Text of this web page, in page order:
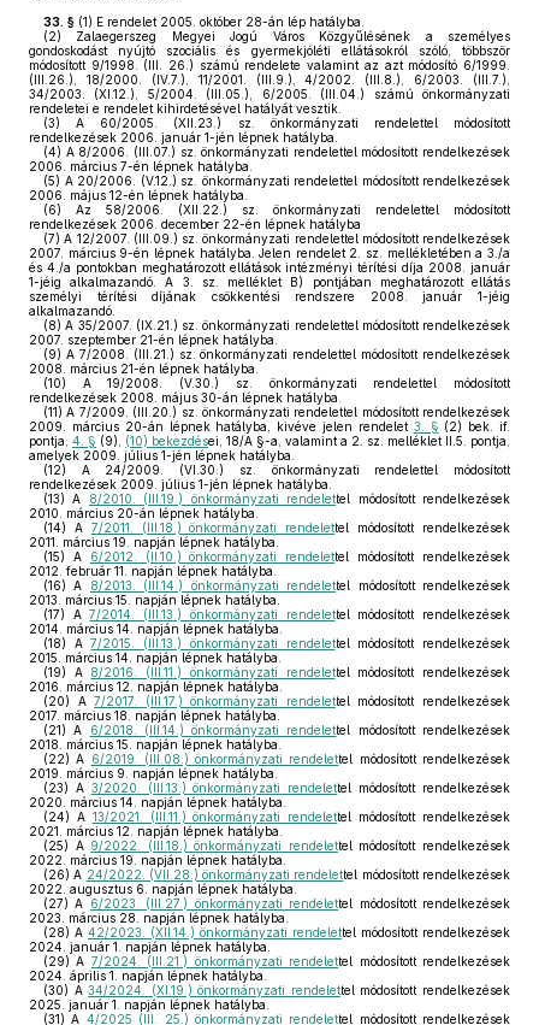
33. § (1) E rendelet 2005. október 28-án lép hatályba.
(2) Zalaegerszeg Megyei Jogú Város Közgyűlésének a személyes
gondoskodást nyújtó szociális és gyermekjóléti ellátásokról szóló, többször
módosított 9/1998. (III. 26.) számú rendelete valamint az azt módosító 6/1999.
(III.26.), 18/2000. (IV.7.), 11/2001. (III.9.), 4/2002. (III.8.), 6/2003. (III.7.),
34/2003. (XI.12.), 5/2004. (III.05.), 6/2005. (III.04.) számú önkormányzati
rendeletei e rendelet kihirdetésével hatályát vesztik.
(3) A 60/2005. (XII.23.) sz. önkormányzati rendelettel módosított
rendelkezések 2006. január 1-jén lépnek hatályba.
(4) A 8/2006. (III.07.) sz. önkormányzati rendelettel módosított rendelkezések
2006. március 7-én lépnek hatályba.
(5) A 20/2006. (V.12.) sz. önkormányzati rendelettel módosított rendelkezések
2006. május 12-én lépnek hatályba.
(6) Az 58/2006. (XII.22.) sz. önkormányzati rendelettel módosított
rendelkezések 2006. december 22-én lépnek hatályba
(7) A 12/2007. (III.09.) sz. önkormányzati rendelettel módosított rendelkezések
2007. március 9-én lépnek hatályba. Jelen rendelet 2. sz. mellékletében a 3./a
és 4./a pontokban meghatározott ellátások intézményi térítési díja 2008. január
1-jéig alkalmazandó. A 3. sz. melléklet B) pontjában meghatározott ellátás
személyi térítési díjának csökkentési rendszere 2008. január 1-jéig
alkalmazandó.
(8) A 35/2007. (IX.21.) sz. önkormányzati rendelettel módosított rendelkezések
2007. szeptember 21-én lépnek hatályba.
(9) A 7/2008. (III.21.) sz. önkormányzati rendelettel módosított rendelkezések
2008. március 21-én lépnek hatályba.
(10) A 19/2008. (V.30.) sz. önkormányzati rendelettel módosított
rendelkezések 2008. május 30-án lépnek hatályba.
(11) A 7/2009. (III.20.) sz. önkormányzati rendelettel módosított rendelkezések
2009. március 20-án lépnek hatályba, kivéve jelen rendelet 3. § (2) bek. if.
pontja, 4. § (9), (10) bekezdései, 18/A §-a, valamint a 2. sz. melléklet II.5. pontja,
amelyek 2009. július 1-jén lépnek hatályba.
(12) A 24/2009. (VI.30.) sz. önkormányzati rendelettel módosított
rendelkezések 2009. július 1-jén lépnek hatályba.
(13) A 8/2010. (III.19.) önkormányzati rendelettel módosított rendelkezések
2010. március 20-án lépnek hatályba.
(14) A 7/2011. (III.18.) önkormányzati rendelettel módosított rendelkezések
2011. március 19. napján lépnek hatályba.
(15) A 6/2012. (II.10.) önkormányzati rendelettel módosított rendelkezések
2012. február 11. napján lépnek hatályba.
(16) A 8/2013. (III.14.) önkormányzati rendelettel módosított rendelkezések
2013. március 15. napján lépnek hatályba.
(17) A7/2014. (III.13.) önkormányzati rendelettel módosított rendelkezések
2014. március 14. napján lépnek hatályba.
(18) A7/2015. (III.13.) önkormányzati rendelettel módosított rendelkezések
2015. március 14. napján lépnek hatályba.
(19) A 8/2016. (III.11.) önkormányzati rendelettel módosított rendelkezések
2016. március 12. napján lépnek hatályba.
(20) A7/2017. (III.17.) önkormányzati rendelettel módosított rendelkezések
2017. március 18. napján lépnek hatályba.
(21) A 6/2018. (III.14.) önkormányzati rendelettel módosított rendelkezések
2018. március 15. napján lépnek hatályba.
(22) A 6/2019. (III.08.) önkormányzati rendelettel módosított rendelkezések
2019. március 9. napján lépnek hatályba.
(23) A 3/2020. (III.13.) önkormányzati rendelettel módosított rendelkezések
2020. március 14. napján lépnek hatályba.
(24) A 13/2021. (III.11.) önkormányzati rendelettel módosított rendelkezések
2021. március 12. napján lépnek hatályba.
(25) A 9/2022. (III.18.) önkormányzati rendelettel módosított rendelkezések
2022. március 19. napján lépnek hatályba.
(26) A 24/2022. (VII.28.) önkormányzati rendelettel módosított rendelkezések
2022. augusztus 6. napján lépnek hatályba.
(27) A 6/2023. (III.27.) önkormányzati rendelettel módosított rendelkezések
2023. március 28. napján lépnek hatályba.
(28) A 42/2023. (XII.14.) önkormányzati rendelettel módosított rendelkezések
2024. január 1. napján lépnek hatályba.
(29) A 7/2024. (III.21.) önkormányzati rendelettel módosított rendelkezések
2024. április 1. napján lépnek hatályba.
(30) A34/2024. (XI.19.) önkormányzati rendelettel módosított rendelkezések
2025. január 1. napján lépnek hatályba.
(31) A 4/2025 (III. 25.) önkormányzati rendelettel módosított rendelkezések